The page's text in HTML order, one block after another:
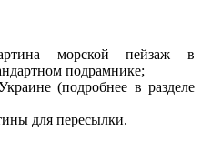
морской пейзаж в
подрамнике;
(подробнее в разделе
для пересылки.